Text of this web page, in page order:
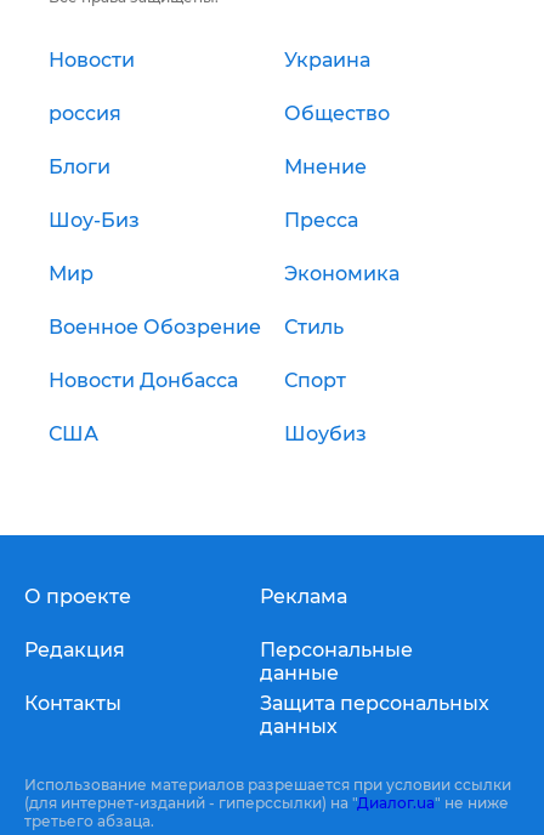
Новости Украина
россия Общество
Блоги Мнение
Шоу-Биз Пресса
Мир Экономика
Военное Обозрение Стиль
Новости Донбасса Спорт
США Шоубиз
О проекте
Редакция
Контакты
Реклама
Персональные
данные
Защита персональных
данных
Использование материалов разрешается при условии ссылки
(для интернет-изданий - гиперссылки) на "Диалог.ua" не ниже
третьего абзаца.